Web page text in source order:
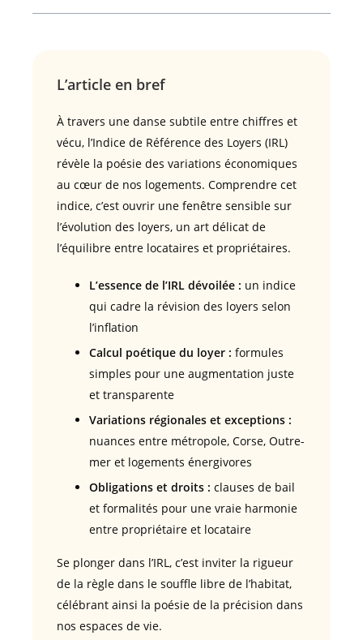
L’article en bref
À travers une danse subtile entre chiffres et
vécu, l’Indice de Référence des Loyers (IRL)
révèle la poésie des variations économiques
au cœur de nos logements. Comprendre cet
indice, c’est ouvrir une fenêtre sensible sur
l’évolution des loyers, un art délicat de
l’équilibre entre locataires et propriétaires.
L’essence de l’IRL dévoilée : un indice
qui cadre la révision des loyers selon
l’inflation
Calcul poétique du loyer : formules
simples pour une augmentation juste
et transparente
Variations régionales et exceptions :
nuances entre métropole, Corse, Outre-
mer et logements énergivores
Obligations et droits : clauses de bail
et formalités pour une vraie harmonie
entre propriétaire et locataire
Se plonger dans l’IRL, c’est inviter la rigueur
de la règle dans le souffle libre de l’habitat,
célébrant ainsi la poésie de la précision dans
nos espaces de vie.